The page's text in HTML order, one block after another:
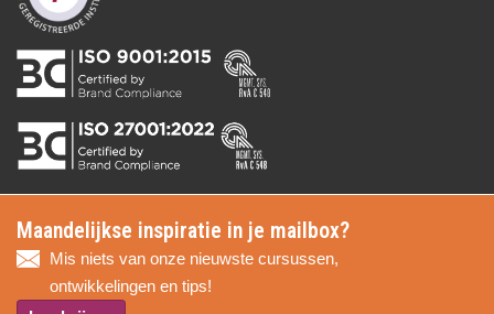
Maandelijkse inspiratie in je mailbox?
Mis niets van onze nieuwste cursussen,
ontwikkelingen en tips!